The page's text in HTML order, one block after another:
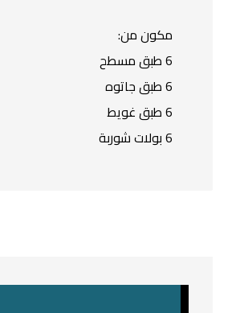
مكون من:
6 طبق مسطح
6 طبق جاتوه
6 طبق غويط
6 بولات شوربة